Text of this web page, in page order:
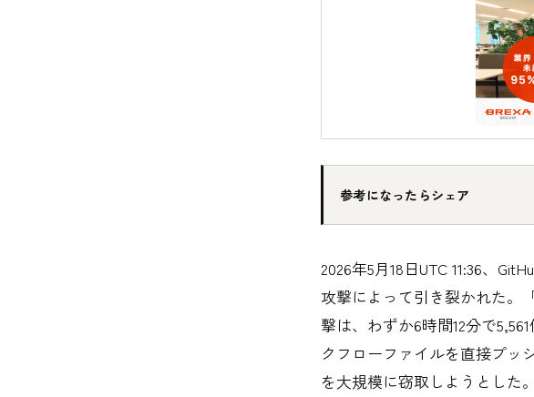
参考になったらシェア
2026年5月18日UTC 11:36、
攻撃によって引き裂かれた。
撃は、わずか6時間12分で
クフローファイルを直接プッ
を大規模に窃取しようとした